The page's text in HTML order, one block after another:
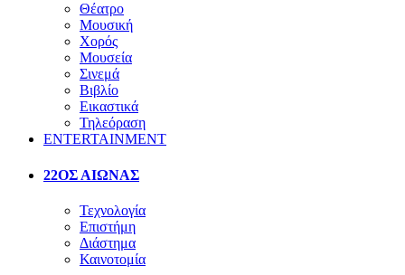
Θέατρο
Μουσική
Χορός
Μουσεία
Σινεμά
Βιβλίο
Εικαστικά
Τηλεόραση
ENTERTAINMENT
22ΟΣ ΑΙΩΝΑΣ
Τεχνολογία
Επιστήμη
Διάστημα
Καινοτομία